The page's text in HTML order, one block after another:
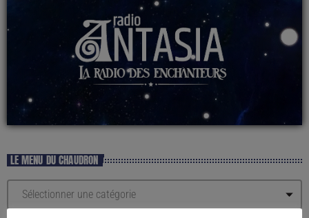
LE MENU DU CHAUDRON